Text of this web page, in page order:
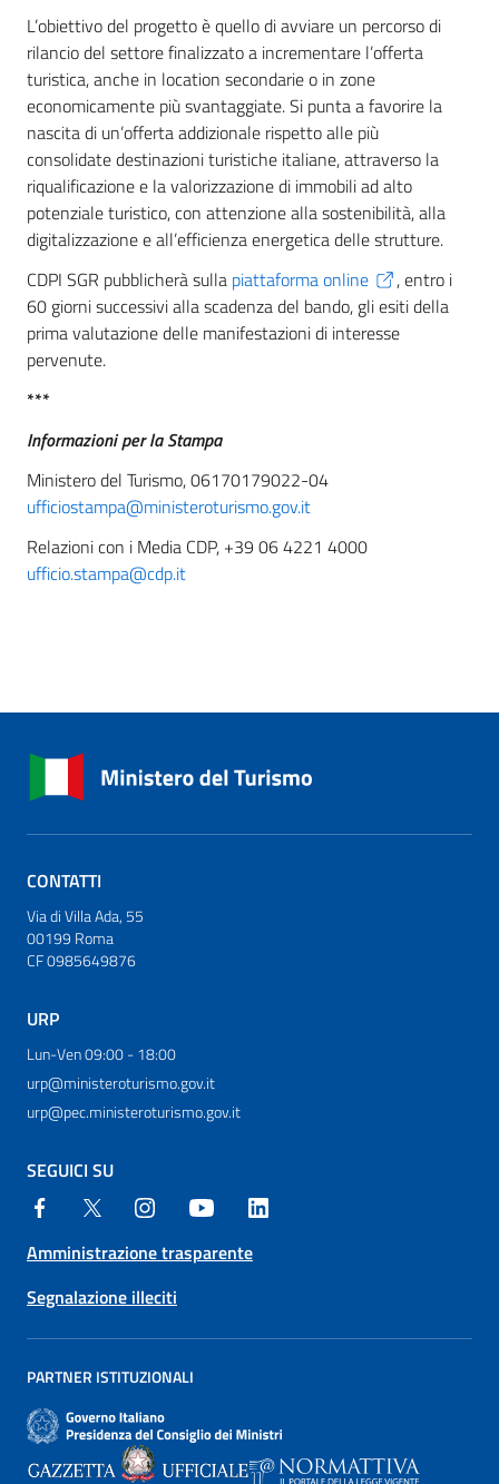
L’obiettivo del progetto è quello di avviare un percorso di
rilancio del settore finalizzato a incrementare l’offerta
turistica, anche in location secondarie o in zone
economicamente più svantaggiate. Si punta a favorire la
nascita di un’offerta addizionale rispetto alle più
consolidate destinazioni turistiche italiane, attraverso la
riqualificazione e la valorizzazione di immobili ad alto
potenziale turistico, con attenzione alla sostenibilità, alla
digitalizzazione e all’efficienza energetica delle strutture.
CDPI SGR pubblicherà sulla piattaforma online
, entro i
60 giorni successivi alla scadenza del bando, gli esiti della
prima valutazione delle manifestazioni di interesse
pervenute.
***
Informazioni per la Stampa
Ministero del Turismo, 06170179022-04
ufficiostampa@ministeroturismo.gov.it
Relazioni con i Media CDP, +39 06 4221 4000
ufficio.stampa@cdp.it
CONTATTI
Via di Villa Ada, 55
00199 Roma
CF 0985649876
URP
Lun-Ven 09:00 - 18:00
urp@ministeroturismo.gov.it
urp@pec.ministeroturismo.gov.it
SEGUICI SU
Amministrazione trasparente
Segnalazione illeciti
PARTNER ISTITUZIONALI